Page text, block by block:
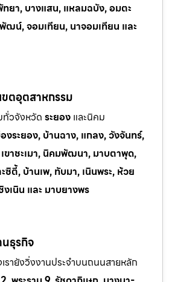
ทยา, บางแสน, แหลมฉบัง, อมตะ
ฒน์, จอมเทียน, นาจอมเทียน และ
ขตอุตสาหกรรม
ทั่วจังหวัด ระยอง และนิคม
องระยอง, บ้านฉาง, แกลง, วังจันทร์,
ขาชะเมา, นิคมพัฒนา, มาบตาพุด,
ซิตี้, บ้านเพ, ทับมา, เนินพระ, ห้วย
งเนิน และ มาบยางพร
ธุรกิจ
รายังวิ่งงานประจำบนถนนสายหลัก